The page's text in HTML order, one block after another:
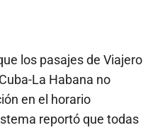
los pasajes de Viajero
La Habana no
en el horario
reportó que todas